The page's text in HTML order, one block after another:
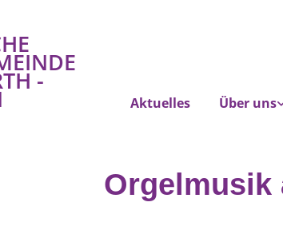
-
Aktuelles Über uns
Orgelmusik